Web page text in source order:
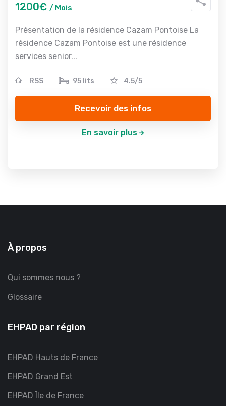
1200€ / Mois
Présentation de la résidence Cazam Pontoise La
résidence Cazam Pontoise est une résidence
services senior...
RSS 95 lits 4.5/5
Recevoir des infos
En savoir plus
À propos
Qui sommes nous ?
Glossaire
EHPAD par région
EHPAD Hauts de France
EHPAD Grand Est
EHPAD Île de France